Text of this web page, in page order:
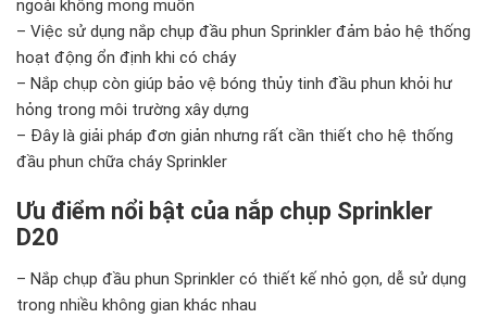
ngoài không mong muốn
– Việc sử dụng nắp chụp đầu phun Sprinkler đảm bảo hệ thống
hoạt động ổn định khi có cháy
– Nắp chụp còn giúp bảo vệ bóng thủy tinh đầu phun khỏi hư
hỏng trong môi trường xây dựng
– Đây là giải pháp đơn giản nhưng rất cần thiết cho hệ thống
đầu phun chữa cháy Sprinkler
Ưu điểm nổi bật của nắp chụp Sprinkler
D20
– Nắp chụp đầu phun Sprinkler có thiết kế nhỏ gọn, dễ sử dụng
trong nhiều không gian khác nhau